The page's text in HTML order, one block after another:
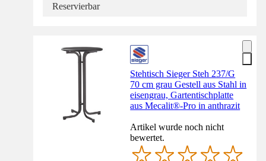
Reservierbar
Stehtisch Sieger Steh 237/G
70 cm grau Gestell aus Stahl in
eisengrau, Gartentischplatte
aus Mecalit®-Pro in anthrazit
Artikel wurde noch nicht
bewertet.